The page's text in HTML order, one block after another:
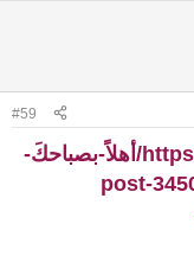
#59
https://www.lakii.com/forum/threads/أهلاً-بصباحكَ-